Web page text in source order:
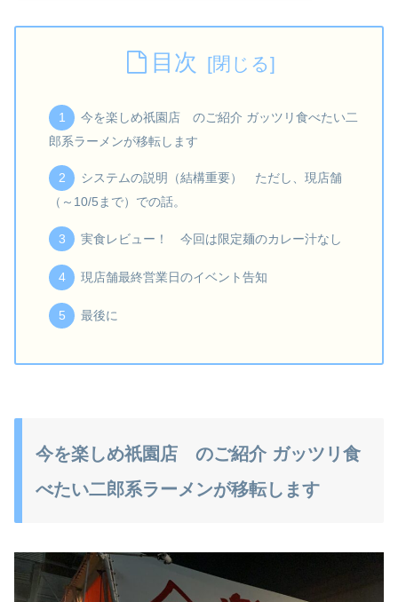
目次
今を楽しめ祇園店 のご紹介 ガッツリ食べたい二
郎系ラーメンが移転します
システムの説明（結構重要） ただし、現店舗
（～10/5まで）での話。
実食レビュー！ 今回は限定麺のカレー汁なし
現店舗最終営業日のイベント告知
最後に
今を楽しめ祇園店 のご紹介 ガッツリ食
べたい二郎系ラーメンが移転します